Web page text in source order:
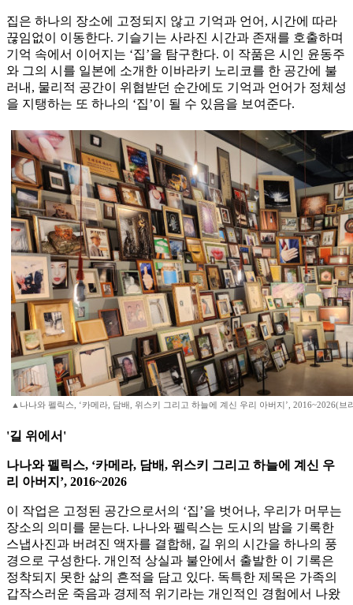
집은 하나의 장소에 고정되지 않고 기억과 언어, 시간에 따라
끊임없이 이동한다. 기슬기는 사라진 시간과 존재를 호출하며
기억 속에서 이어지는 ‘집’을 탐구한다. 이 작품은 시인 윤동주
와 그의 시를 일본에 소개한 이바라키 노리코를 한 공간에 불
러내, 물리적 공간이 위협받던 순간에도 기억과 언어가 정체성
을 지탱하는 또 하나의 ‘집’이 될 수 있음을 보여준다.
▲나나와 펠릭스, ‘카메라, 담배, 위스키 그리고 하늘에 계신 우리 아버지’, 2016~2026(브
'길 위에서'
나나와 펠릭스, ‘카메라, 담배, 위스키 그리고 하늘에 계신 우
리 아버지’, 2016~2026
이 작업은 고정된 공간으로서의 ‘집’을 벗어나, 우리가 머무는
장소의 의미를 묻는다. 나나와 펠릭스는 도시의 밤을 기록한
스냅사진과 버려진 액자를 결합해, 길 위의 시간을 하나의 풍
경으로 구성한다. 개인적 상실과 불안에서 출발한 이 기록은
정착되지 못한 삶의 흔적을 담고 있다. 독특한 제목은 가족의
갑작스러운 죽음과 경제적 위기라는 개인적인 경험에서 나왔